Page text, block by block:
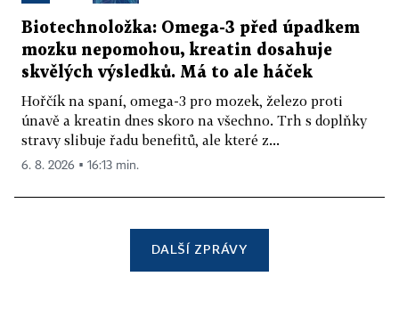
Biotechnoložka: Omega-3 před úpadkem
mozku nepomohou, kreatin dosahuje
skvělých výsledků. Má to ale háček
Hořčík na spaní, omega-3 pro mozek, železo proti
únavě a kreatin dnes skoro na všechno. Trh s doplňky
stravy slibuje řadu benefitů, ale které z...
6. 8. 2026 ▪ 16:13 min.
DALŠÍ ZPRÁVY